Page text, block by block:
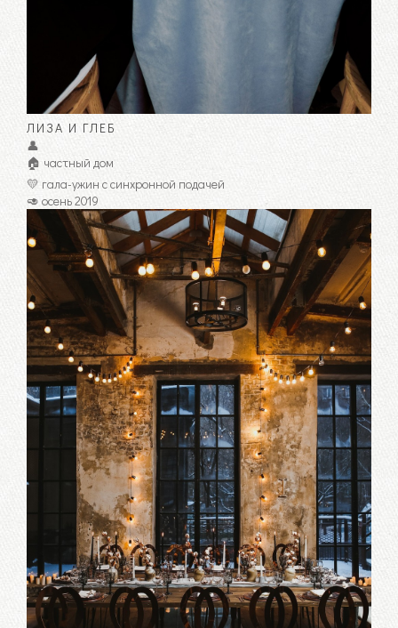
ЛИЗА И ГЛЕБ
👤
🏠 частный дом
💛 гала-ужин с синхронной подачей
🥑 осень 2019